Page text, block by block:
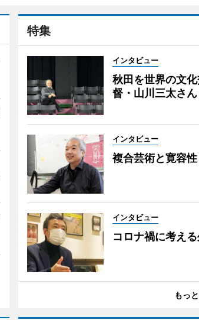
特集
インタビュー
秋田を世界の文
督・山川三太さん
インタビュー
複合芸術と寛容
インタビュー
コロナ禍に考え
もっ